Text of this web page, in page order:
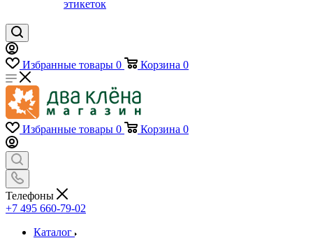
этикеток
Избранные товары 0 Корзина 0
Избранные товары 0 Корзина 0
Телефоны
+7 495 660-79-02
Каталог